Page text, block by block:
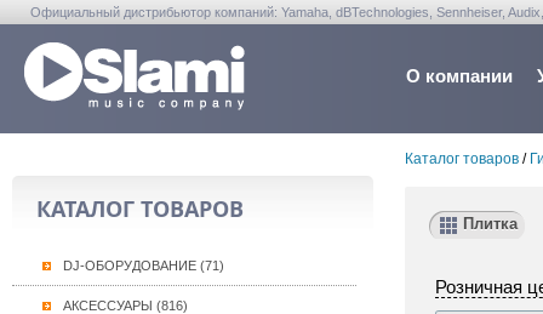
Официальный дистрибьютор компаний: Yamaha, dBTechnologies, Sennheiser,
О компании
КАТАЛОГ ТОВАРОВ
DJ-ОБОРУДОВАНИЕ (71)
АКСЕССУАРЫ (816)
Каталог товаров/
Плитка
Розничная